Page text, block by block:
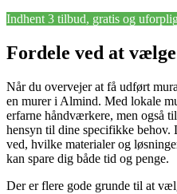
Indhent 3 tilbud, gratis og
Fordele ved at
Når du overvejer at få udført
en murer i Almind. Med lokale
erfarne håndværkere, men også
hensyn til dine specifikke behov.
ved, hvilke materialer og
kan spare dig både tid og penge.
Der er flere gode grunde til at